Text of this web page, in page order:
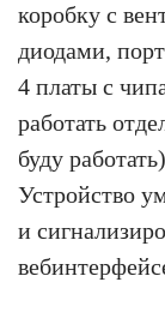
коробку с
диодами,
4 платы с
работать
буду
Устройство
и